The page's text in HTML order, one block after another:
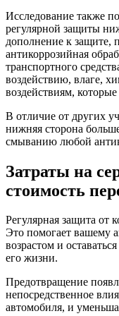
Исследование также
регулярной защиты
дополнение к защите,
антикоррозийная
транспортного
воздействию, влаге,
воздействиям,
В отличие от других
нижняя сторона
смыванию любой
Затраты на
стоимость
Регулярная защита от
Это помогает вашему
возрастом и
его жизни.
Предотвращение
непосредственное
автомобиля, и